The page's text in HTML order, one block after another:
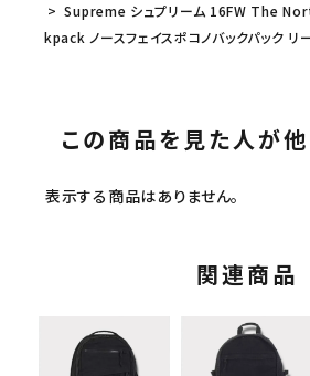
Supreme シュプリーム 16FW The
kpack ノースフェイスポコノバックパック リ
この商品を見た人が
表示する商品はありません。
関連商品